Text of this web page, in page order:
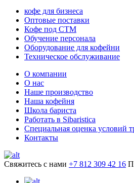
кофе для бизнеса
Оптовые поставки
Кофе под СТМ
Обучение персонала
Оборудование для кофейни
Техническое обслуживание
О компании
О нас
Наше производство
Наша кофейня
Школа бариста
Работать в Sibaristica
Специальная оценка условий
Контакты
Свяжитесь с нами +7 812 309 42 16